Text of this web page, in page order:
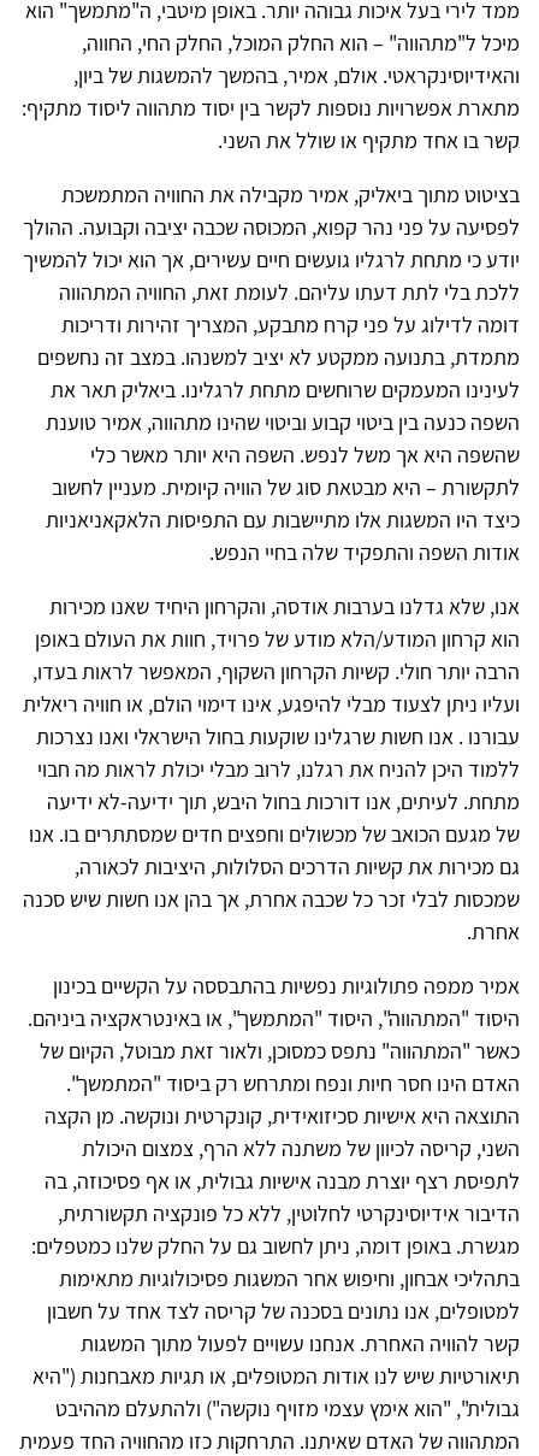
ממד לירי בעל איכות גבוהה יותר. באופן מיטבי, ה"מתמשך" הוא
מיכל ל"מתהווה" – הוא החלק המוכל, החלק החי, החווה,
והאידיוסינקראטי. אולם, אמיר, בהמשך להמשגות של ביון,
מתארת אפשרויות נוספות לקשר בין יסוד מתהווה ליסוד מתקיף:
קשר בו אחד מתקיף או שולל את השני.
בציטוט מתוך ביאליק, אמיר מקבילה את החוויה המתמשכת
לפסיעה על פני נהר קפוא, המכוסה שכבה יציבה וקבועה. ההולך
יודע כי מתחת לרגליו גועשים חיים עשירים, אך הוא יכול להמשיך
ללכת בלי לתת דעתו עליהם. לעומת זאת, החוויה המתהווה
דומה לדילוג על פני קרח מתבקע, המצריך זהירות ודריכות
מתמדת, בתנועה ממקטע לא יציב למשנהו. במצב זה נחשפים
לעינינו המעמקים שרוחשים מתחת לרגלינו. ביאליק תאר את
השפה כנעה בין ביטוי קבוע וביטוי שהינו מתהווה, אמיר טוענת
שהשפה היא אך משל לנפש. השפה היא יותר מאשר כלי
לתקשורת – היא מבטאת סוג של הוויה קיומית. מעניין לחשוב
כיצד היו המשגות אלו מתיישבות עם התפיסות הלאקאניאניות
אודות השפה והתפקיד שלה בחיי הנפש.
אנו, שלא גדלנו בערבות אודסה, והקרחון היחיד שאנו מכירות
הוא קרחון המודע/הלא מודע של פרויד, חוות את העולם באופן
הרבה יותר חולי. קשיות הקרחון השקוף, המאפשר לראות בעדו,
ועליו ניתן לצעוד מבלי להיפגע, אינו דימוי הולם, או חוויה ריאלית
עבורנו . אנו חשות שרגלינו שוקעות בחול הישראלי ואנו נצרכות
ללמוד היכן להניח את רגלנו, לרוב מבלי יכולת לראות מה חבוי
מתחת. לעיתים, אנו דורכות בחול היבש, תוך ידיעה-לא ידיעה
של מגעם הכואב של מכשולים וחפצים חדים שמסתתרים בו. אנו
גם מכירות את קשיות הדרכים הסלולות, היציבות לכאורה,
שמכסות לבלי זכר כל שכבה אחרת, אך בהן אנו חשות שיש סכנה
אחרת.
אמיר ממפה פתולוגיות נפשיות בהתבססה על הקשיים בכינון
היסוד "המתהווה", היסוד "המתמשך", או באינטראקציה ביניהם.
כאשר "המתהווה" נתפס כמסוכן, ולאור זאת מבוטל, הקיום של
האדם הינו חסר חיות ונפח ומתרחש רק ביסוד "המתמשך".
התוצאה היא אישיות סכיזואידית, קונקרטית ונוקשה. מן הקצה
השני, קריסה לכיוון של משתנה ללא הרף, צמצום היכולת
לתפיסת רצף יוצרת מבנה אישיות גבולית, או אף פסיכוזה, בה
הדיבור אידיוסינקרטי לחלוטין, ללא כל פונקציה תקשורתית,
מגשרת. באופן דומה, ניתן לחשוב גם על החלק שלנו כמטפלים:
בתהליכי אבחון, וחיפוש אחר המשגות פסיכולוגיות מתאימות
למטופלים, אנו נתונים בסכנה של קריסה לצד אחד על חשבון
קשר להוויה האחרת. אנחנו עשויים לפעול מתוך המשגות
תיאורטיות שיש לנו אודות המטופלים, או תגיות מאבחנות ("היא
גבולית", "הוא אימץ עצמי מזויף נוקשה") ולהתעלם מההיבט
המתהווה של האדם שאיתנו. התרחקות כזו מהחוויה החד פעמית